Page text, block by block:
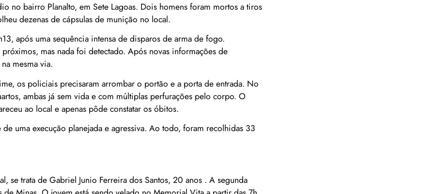
no bairro Planalto, em Sete Lagoas. Dois homens foram mortos a tiros
dezenas de cápsulas de munição no local.
após uma sequência intensa de disparos de arma de fogo.
mas nada foi detectado. Após novas informações de
mesma via.
os policiais precisaram arrombar o portão e a porta de entrada. No
ambas já sem vida e com múltiplas perfurações pelo corpo. O
ao local e apenas pôde constatar os óbitos.
uma execução planejada e agressiva. Ao todo, foram recolhidas 33
se trata de Gabriel Junio Ferreira dos Santos, 20 anos . A segunda